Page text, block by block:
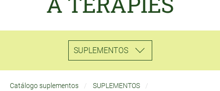
SUPLEMENTOS
Catálogo suplementos
SUPLEMENTOS